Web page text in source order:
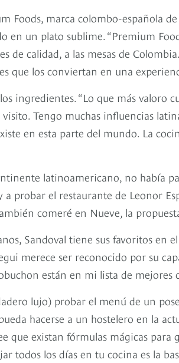
Foods, marca colombo-española
en un plato sublime. “Premium
de calidad, a las mesas de
que los conviertan en una
ingredientes. “Lo que más valoro
Tengo muchas influencias
en esta parte del mundo. La
latinoamericano, no había
a probar el restaurante de Leonor
comeré en Nueve, la
Sandoval tiene sus favoritos en
merece ser reconocido por su
están en mi lista de mejores
lujo) probar el menú de un
hacerse a un hostelero en la
que existan fórmulas mágicas para
todos los días en tu cocina es la